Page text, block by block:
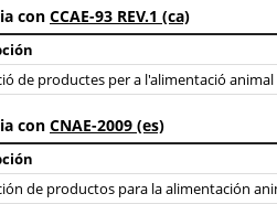
con CCAE-93 REV.1 (ca)
de productes per a l'alimentació animal
con CNAE-2009 (es)
de productos para la alimentación